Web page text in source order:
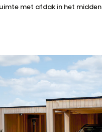
met afdak in het midden